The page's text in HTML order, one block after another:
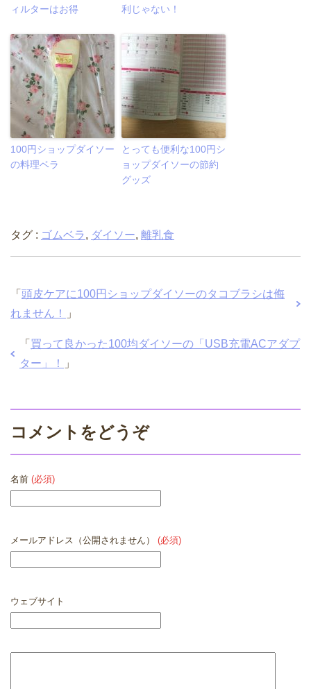
ィルターはお得
利じゃない！
100円ショップダイソー
の料理ベラ
とっても便利な100円シ
ョップダイソーの節約
グッズ
タグ : ゴムベラ, ダイソー, 離乳食
「 頭皮ケアに100円ショップダイソーのタコブラシは侮
れません！
」
「 買って良かった100均ダイソーの「USB充電ACアダプ
ター」！
」
コメントをどうぞ
名前 (必須)
メールアドレス（公開されません） (必須)
ウェブサイト